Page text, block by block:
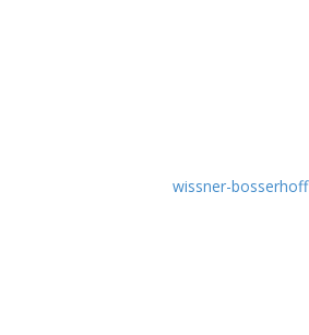
wissner-bosserhoff